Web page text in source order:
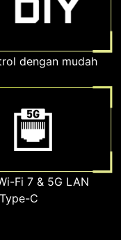
dengan mudah
Fi 7 & 5G LAN
C